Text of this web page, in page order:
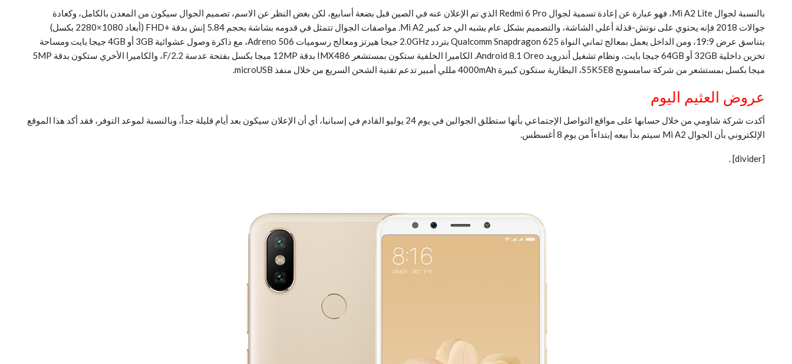
بالنسبة لجوال Mi A2 Lite، فهو عبارة عن إعادة تسمية لجوال Redmi 6 Pro الذي تم الإعلان عنه في الصين قبل بضعة أسابيع، لكن بغض النظر عن الاسم، تصميم الجوال سيكون من المعدن بالكامل، وكعادة
جوالات 2018 فإنه يحتوي على نوتش-قذلة أعلي الشاشة، والتصميم بشكل عام يشبه الي حد كبير Mi A2. مواصفات الجوال تتمثل في قدومه بشاشة بحجم 5.84 إنش بدقة +FHD (أبعاد 1080×2280 بكسل)
بتناسق عرض 19:9، ومن الداخل يعمل بمعالج ثماني النواة Qualcomm Snapdragon 625 بتردد 2.0GHz جيجا هيرتز ومعالج رسوميات Adreno 506، مع ذاكرة وصول عشوائية 3GB أو 4GB جيجا بايت ومساحة
تخزين داخلية 32GB أو 64GB جيجا بايت، ونظام تشغيل أندرويد Android 8.1 Oreo. الكاميرا الخلفية ستكون بمستشعر IMX486 بدقة 12MP ميجا بكسل بفتحة عدسة F/2.2، والكاميرا الأخري ستكون بدقة 5MP
ميجا بكسل بمستشعر من شركة سامسونج S5K5E8، البطارية ستكون كبيرة 4000mAh مللي أمبير تدعم تقنية الشحن السريع من خلال منفذ microUSB.
عروض العثيم اليوم
أكدت شركة شاومي من خلال حسابها على مواقع التواصل الإجتماعي بأنها ستطلق الجوالين في يوم 24 يوليو القادم في إسبانيا، أي أن الإعلان سيكون بعد أيام قليلة جداً، وبالنسبة لموعد التوفر، فقد أكد هذا الموقع
الإلكتروني بأن الجوال Mi A2 سيتم بدأ بيعه إبتداءاً من يوم 8 أغسطس.
[divider]
.